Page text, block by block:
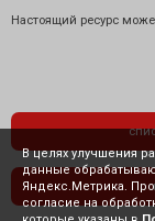
Настоящий ресурс
В целях улучшения
данные
Яндекс.Метрика.
согласие на